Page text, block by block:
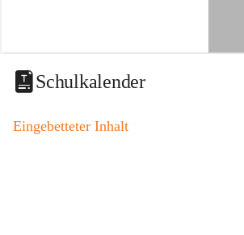
i
t
a
o
Schulkalender
Eingebetteter Inhalt